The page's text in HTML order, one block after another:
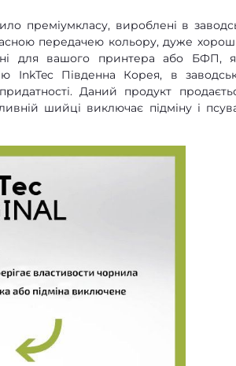
преміумкласу, вироблені в
передачею кольору, дуже
для вашого принтера або БФП,
InkTec Південна Корея, в
Даний продукт
шийці виключає підміну і